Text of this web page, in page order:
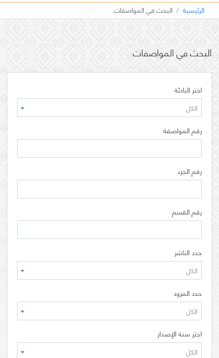
الرئيسية البحث في المواصفات
البحث في المواصفات
اختر البادئة
الكل
رقم المواصفة
رقم الجزء
رقم القسم
حدد الناشر
الكل
حدد المزود
الكل
اختر سنة الإصدار
الكل